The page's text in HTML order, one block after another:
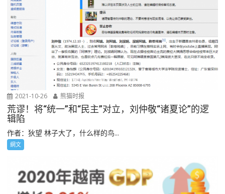
2021-10-26 熊猫时报
荒谬！将“统一”和“民主”对立，刘仲敬“诸夏论”的逻
辑陷
作者：狄望 林子大了，什么样的鸟...
網文